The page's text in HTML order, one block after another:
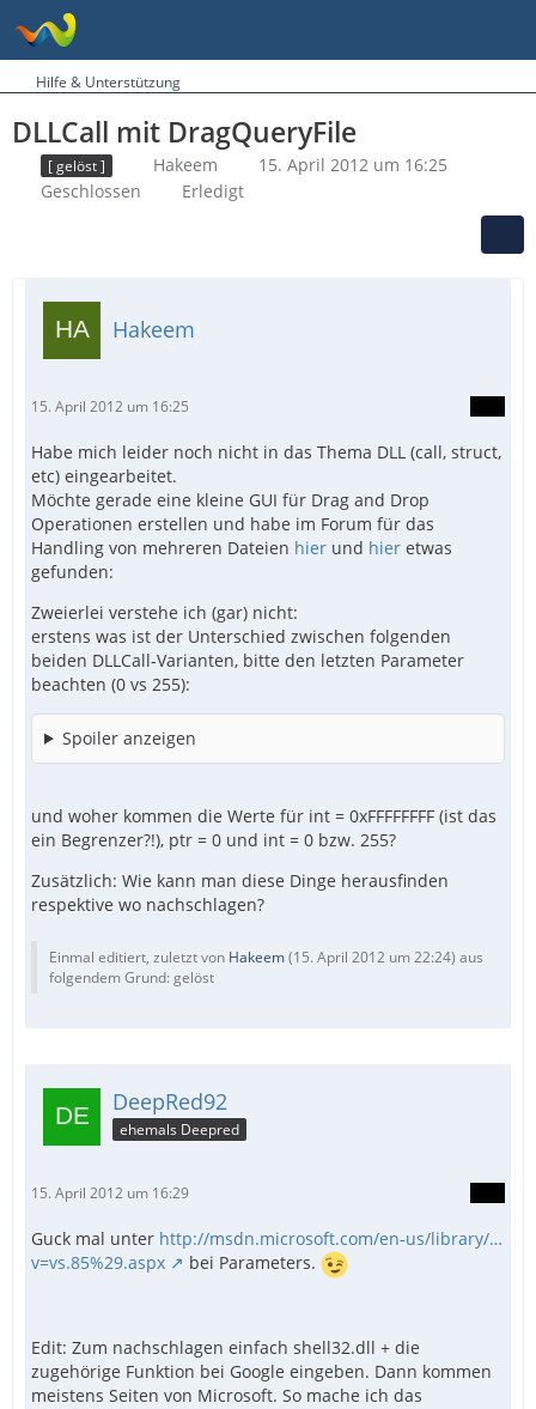
Hilfe & Unterstützung
DLLCall mit DragQueryFile
[ gelöst ] Hakeem
15. April 2012 um 16:25
Geschlossen
Erledigt
Hakeem
15. April 2012 um 16:25
Habe mich leider noch nicht in das Thema DLL (call, struct,
etc) eingearbeitet.
Möchte gerade eine kleine GUI für Drag and Drop
Operationen erstellen und habe im Forum für das
Handling von mehreren Dateien hier und hier etwas
gefunden:
Zweierlei verstehe ich (gar) nicht:
erstens was ist der Unterschied zwischen folgenden
beiden DLLCall-Varianten, bitte den letzten Parameter
beachten (0 vs 255):
Spoiler anzeigen
und woher kommen die Werte für int = 0xFFFFFFFF (ist das
ein Begrenzer?!), ptr = 0 und int = 0 bzw. 255?
Zusätzlich: Wie kann man diese Dinge herausfinden
respektive wo nachschlagen?
Einmal editiert, zuletzt von Hakeem(15. April 2012 um 22:24) aus
folgendem Grund: gelöst
DeepRed92
ehemals Deepred
15. April 2012 um 16:29
Guck mal unter http://msdn.microsoft.com/en-us/library/…
v=vs.85%29.aspx
bei Parameters.
Edit: Zum nachschlagen einfach shell32.dll + die
zugehörige Funktion bei Google eingeben. Dann kommen
meistens Seiten von Microsoft. So mache ich das